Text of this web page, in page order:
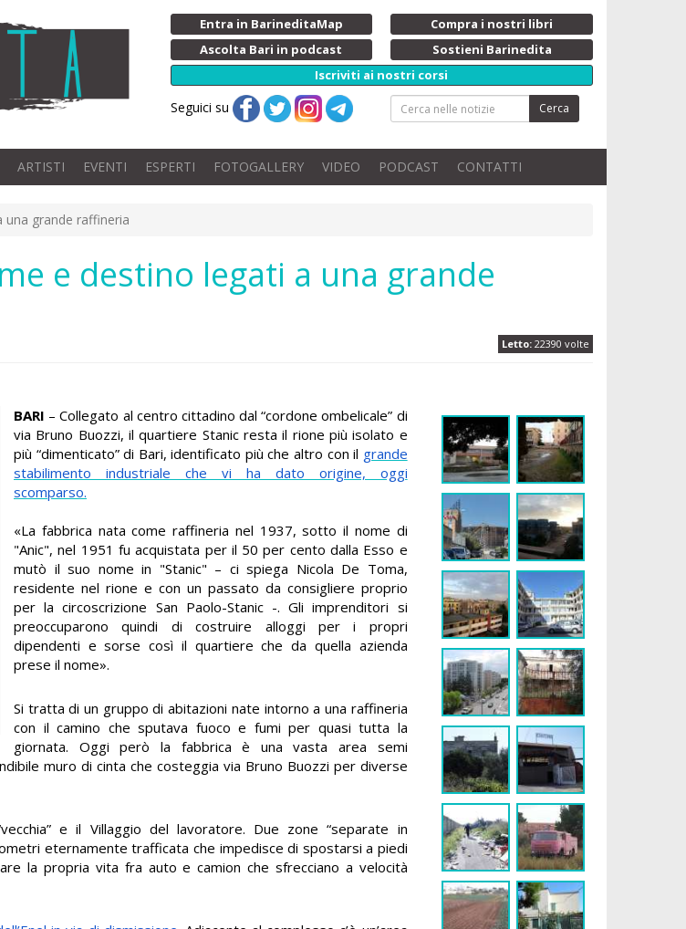
Entra in BarineditaMap
Compra i nostri libri
Ascolta Bari in podcast
Sostieni Barinedita
Iscriviti ai nostri corsi
Seguici su Cerca
ARTISTI EVENTI ESPERTI FOTOGALLERY VIDEO PODCAST CONTATTI
una grande raffineria
e destino legati a una grande
Letto: 22390 volte
BARI – Collegato al centro cittadino dal “cordone ombelicale” di
via Bruno Buozzi, il quartiere Stanic resta il rione più isolato e
più “dimenticato” di Bari, identificato più che altro con il grande
stabilimento industriale che vi ha dato origine, oggi
scomparso.
«La fabbrica nata come raffineria nel 1937, sotto il nome di
"Anic", nel 1951 fu acquistata per il 50 per cento dalla Esso e
mutò il suo nome in "Stanic" – ci spiega Nicola De Toma,
residente nel rione e con un passato da consigliere proprio
per la circoscrizione San Paolo-Stanic -. Gli imprenditori si
preoccuparono quindi di costruire alloggi per i propri
dipendenti e sorse così il quartiere che da quella azienda
prese il nome».
Si tratta di un gruppo di abitazioni nate intorno a una raffineria
con il camino che sputava fuoco e fumi per quasi tutta la
giornata. Oggi però la fabbrica è una vasta area semi
muro di cinta che costeggia via Bruno Buozzi per diverse
e il Villaggio del lavoratore. Due zone “separate in
eternamente trafficata che impedisce di spostarsi a piedi
la propria vita fra auto e camion che sfrecciano a velocità